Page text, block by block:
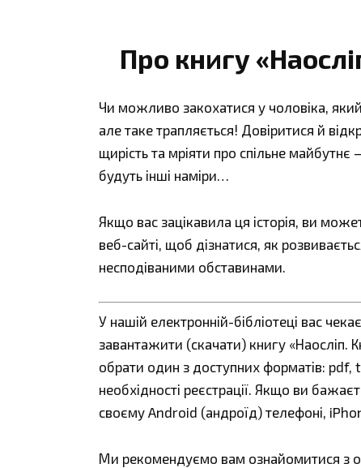
Про книгу
Чи можливо закохатися у чоловіка,
але таке трапляється! Довіритися й
щирість та мріяти про спільне
будуть інші наміри…
Якщо вас зацікавила ця історія, ви
веб-сайті, щоб дізнатися, як
несподіваними обставинами.
У нашій електронній-бібліотеці вас
завантажити (скачати) книгу «Наосліп.
обрати один з доступних форматів:
необхідності реєстрації. Якщо ви
своєму Android (андроїд) телефоні,
Ми рекомендуємо вам ознайомитися з